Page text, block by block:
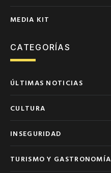
MEDIA KIT
CATEGORÍAS
ÚLTIMAS NOTICIAS
CULTURA
INSEGURIDAD
TURISMO Y GASTRONOMÍA